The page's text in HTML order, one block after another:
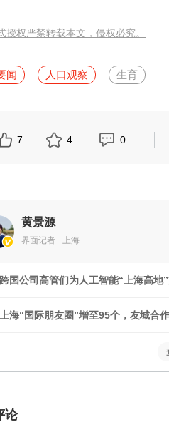
授权严禁转载本文，侵权必究。
闻 人口观察 生育
7 4 0
黄景源
界面记者 上海
跨国公司高管们为人工智能“上海高地
上海“国际朋友圈”增至95个，友城合
论